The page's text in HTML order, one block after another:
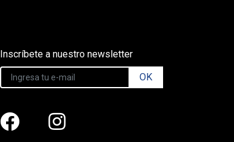
Inscríbete a nuestro newsletter
OK